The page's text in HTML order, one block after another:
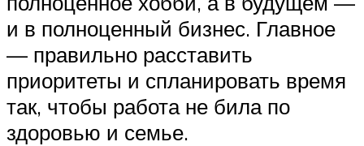
и в полноценный бизнес. Главное
— правильно расставить
приоритеты и спланировать время
так, чтобы работа не била по
здоровью и семье.